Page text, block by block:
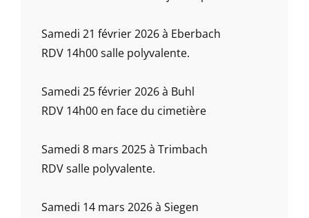
Samedi 21 février 2026 à Eberbach
RDV 14h00 salle polyvalente.
Samedi 25 février 2026 à Buhl
RDV 14h00 en face du cimetière
Samedi 8 mars 2025 à Trimbach
RDV salle polyvalente.
Samedi 14 mars 2026 à Siegen